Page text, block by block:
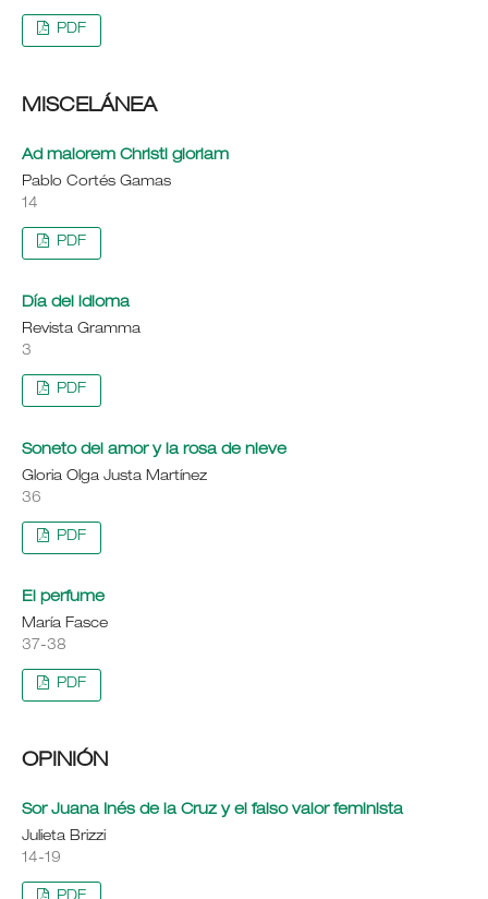
PDF
MISCELÁNEA
Ad maiorem Christi gloriam
Pablo Cortés Gamas
14
PDF
Día del idioma
Revista Gramma
3
PDF
Soneto del amor y la rosa de nieve
Gloria Olga Justa Martínez
36
PDF
El perfume
María Fasce
37-38
PDF
OPINIÓN
Sor Juana Inés de la Cruz y el falso valor feminista
Julieta Brizzi
14-19